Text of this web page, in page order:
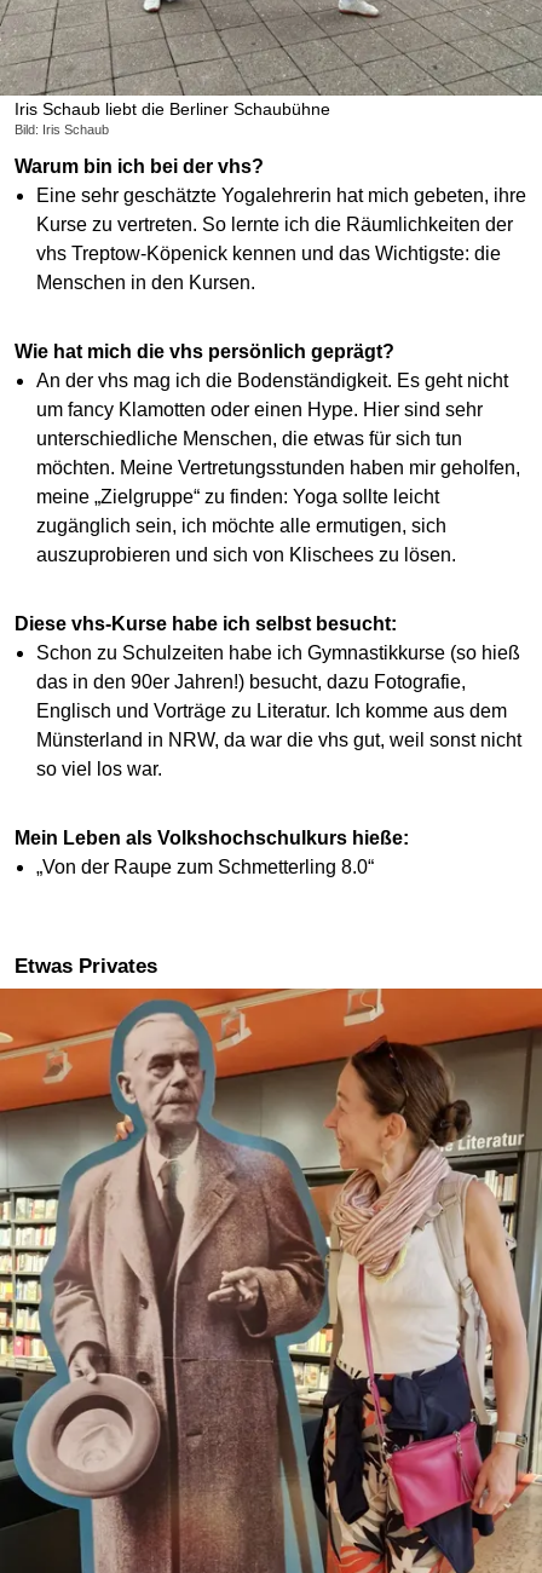
Iris Schaub liebt die Berliner Schaubühne
Bild: Iris Schaub
Warum bin ich bei der vhs?
Eine sehr geschätzte Yogalehrerin hat mich gebeten, ihre
Kurse zu vertreten. So lernte ich die Räumlichkeiten der
vhs Treptow-Köpenick kennen und das Wichtigste: die
Menschen in den Kursen.
Wie hat mich die vhs persönlich geprägt?
An der vhs mag ich die Bodenständigkeit. Es geht nicht
um fancy Klamotten oder einen Hype. Hier sind sehr
unterschiedliche Menschen, die etwas für sich tun
möchten. Meine Vertretungsstunden haben mir geholfen,
meine „Zielgruppe“ zu finden: Yoga sollte leicht
zugänglich sein, ich möchte alle ermutigen, sich
auszuprobieren und sich von Klischees zu lösen.
Diese vhs-Kurse habe ich selbst besucht:
Schon zu Schulzeiten habe ich Gymnastikkurse (so hieß
das in den 90er Jahren!) besucht, dazu Fotografie,
Englisch und Vorträge zu Literatur. Ich komme aus dem
Münsterland in NRW, da war die vhs gut, weil sonst nicht
so viel los war.
Mein Leben als Volkshochschulkurs hieße:
„Von der Raupe zum Schmetterling 8.0“
Etwas Privates